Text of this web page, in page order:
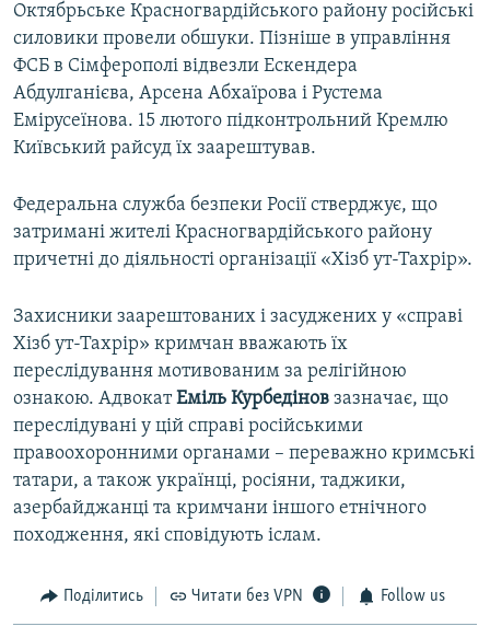
Октябрьське Красногвардійського району російські
силовики провели обшуки. Пізніше в управління
ФСБ в Сімферополі відвезли Ескендера
Абдулганієва, Арсена Абхаїрова і Рустема
Емірусеїнова. 15 лютого підконтрольний Кремлю
Київський райсуд їх заарештував.
Федеральна служба безпеки Росії стверджує, що
затримані жителі Красногвардійського району
причетні до діяльності організації «Хізб ут-Тахрір».
Захисники заарештованих і засуджених у «справі
Хізб ут-Тахрір» кримчан вважають їх
переслідування мотивованим за релігійною
ознакою. АдвокатЕміль Курбедінов зазначає, що
переслідувані у цій справі російськими
правоохоронними органами – переважно кримські
татари, а також українці, росіяни, таджики,
азербайджанці та кримчани іншого етнічного
походження, які сповідують іслам.​
Поділитись Читати без VPN Follow us